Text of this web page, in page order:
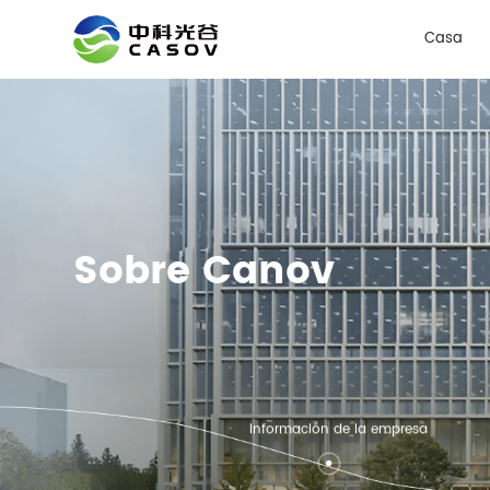
Casa
Sobre Canov
Información de la empresa